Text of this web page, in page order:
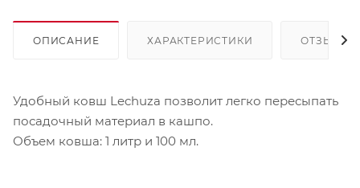
ОПИСАНИЕ ХАРАКТЕРИСТИКИ ОТЗЫВЫ
Удобный ковш Lechuza позволит легко пересыпать
посадочный материал в кашпо.
Объем ковша: 1 литр и 100 мл.